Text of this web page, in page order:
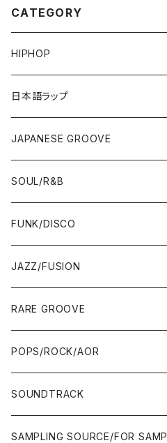
CATEGORY
HIPHOP
12"/7"
80'S OLD SCHOOL
EARLY 90'S MIDDLE〜NEW
WEST COAST/SOUTH
JAPAN ONLY RELEASE/REMIX
LP
80'S OLD SCHOOL
EARLY 90'S MIDDLE〜NEW
WEST COAST/SOUTH
JAPAN ONLY RELEASE/REMIX
日本語ラップ
12"/7"
80'S OLD SCHOOL〜EARLY 90'S
MID〜LATE 90'S
LP
80'S OLD SCHOOL〜EARLY 90'S
MID〜LATE 90'S
CD/TAPE
CD-R/DEMO/SAMPLE
CD ALBUM
JAPANESE GROOVE
LP
60'S/70'S
80'S
7"/12"
60'S/70'S
80'S
SOUL/R&B
LP
60'S/70'S
80'S
12"/7"
60'S/70'S
80'S
FUNK/DISCO
LP
70'S
80'S
12"/7"
70'S
80'S
JAZZ/FUSION
JAZZ
FUSION
RARE GROOVE
POPS/ROCK/AOR
POPS/S.S.W.
ROCK/AOR
SOUNDTRACK
LP
SAMPLING SOURCE/FOR